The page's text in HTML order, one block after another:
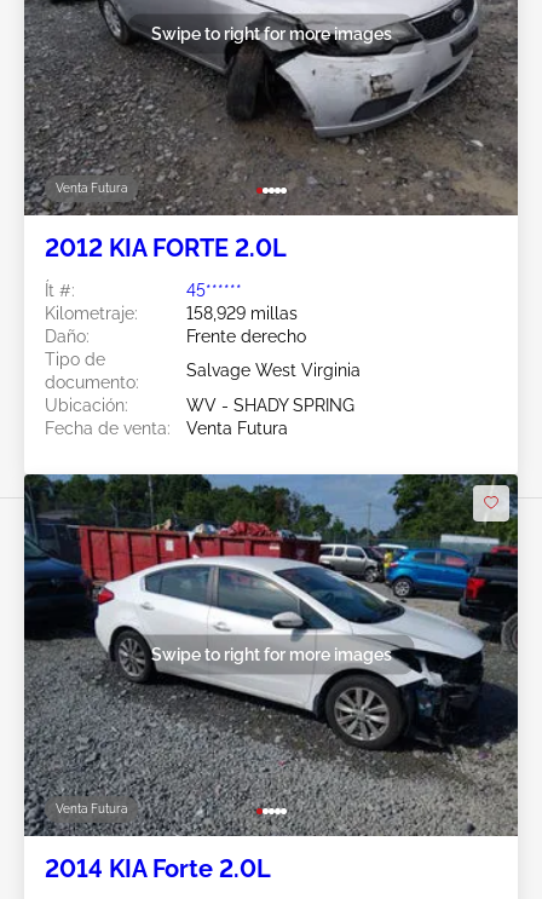
Venta Futura
Swipe to right for more images
2012 KIA FORTE 2.0L
Ít #:
45******
Kilometraje:
158,929 millas
Daño:
Frente derecho
Tipo de
documento:
Salvage West Virginia
Ubicación:
WV - SHADY SPRING
Fecha de venta:
Venta Futura
Venta Futura
Swipe to right for more images
2014 KIA Forte 2.0L